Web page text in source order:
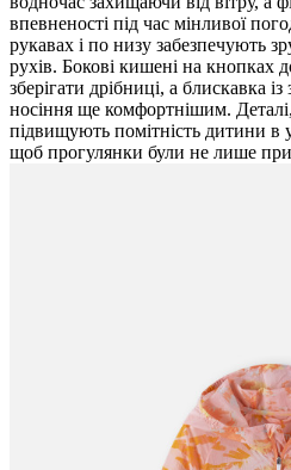
впевненості під час мінливої
рукавах і по низу забезпечують
рухів. Бокові кишені на кнопках
зберігати дрібниці, а блискавка
носіння ще комфортнішим.
підвищують помітність дитини в
щоб прогулянки були не лише